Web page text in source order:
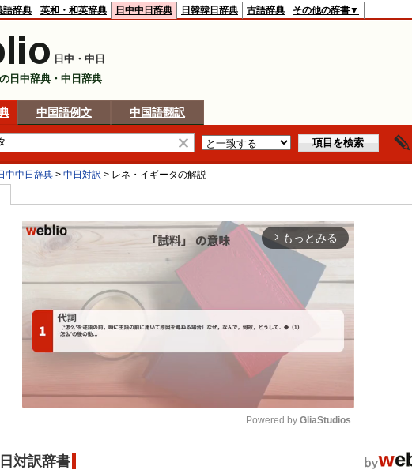
語辞典 英和・和英辞典 日中中日辞典 日韓韓日辞典 古語辞典 その他の辞書▼
日中・中日
日中辞典・中日辞典
中国語例文 中国語翻訳
中中日辞典 > 中日対訳 > レネ・イギータの解説
arrow_forward_ios もっとみる
Powered by GliaStudios
対訳辞書